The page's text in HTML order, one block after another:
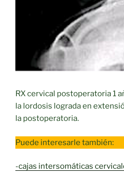
RX cervical postoperatoria 1
la lordosis lograda en
la postoperatoria.
Puede interesarle también:
-cajas intersomáticas